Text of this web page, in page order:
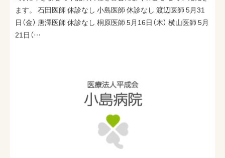
ます。 石田医師 休診なし 小島医師 休診なし 渡辺医師 5月31
日（金） 唐澤医師 休診なし 桐原医師 5月16日（木） 横山医師 5月
21日（…